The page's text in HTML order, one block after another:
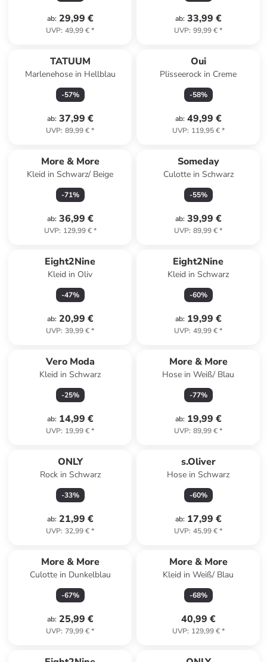
ab: 29,99 €
UVP: 49,99 €*
ab: 33,99 €
UVP: 99,99 €*
TATUUM
Marlenehose in Hellblau
-57%
ab: 37,99 €
UVP: 89,99 €*
Oui
Plisseerock in Creme
-58%
ab: 49,99 €
UVP: 119,95 €*
More & More
Kleid in Schwarz/ Beige
-71%
ab: 36,99 €
UVP: 129,99 €*
Someday
Culotte in Schwarz
-55%
ab: 39,99 €
UVP: 89,99 €*
Eight2Nine
Kleid in Oliv
-47%
ab: 20,99 €
UVP: 39,99 €*
Eight2Nine
Kleid in Schwarz
-60%
ab: 19,99 €
UVP: 49,99 €*
Vero Moda
Kleid in Schwarz
-25%
ab: 14,99 €
UVP: 19,99 €*
More & More
Hose in Weiß/ Blau
-77%
ab: 19,99 €
UVP: 89,99 €*
ONLY
Rock in Schwarz
-33%
ab: 21,99 €
UVP: 32,99 €*
s.Oliver
Hose in Schwarz
-60%
ab: 17,99 €
UVP: 45,99 €*
More & More
Culotte in Dunkelblau
-67%
ab: 25,99 €
UVP: 79,99 €*
More & More
Kleid in Weiß/ Blau
-68%
40,99 €
UVP: 129,99 €*